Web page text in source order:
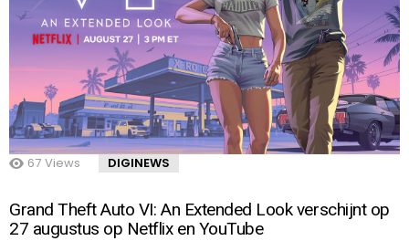
67 Views DIGINEWS
Grand Theft Auto VI: An Extended Look verschijnt op
27 augustus op Netflix en YouTube